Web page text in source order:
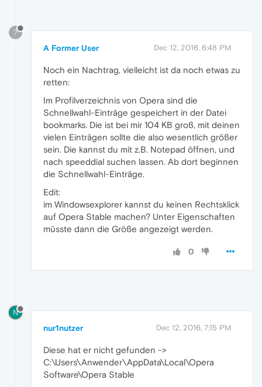
?
A Former User Dec 12, 2016, 6:48 PM
Noch ein Nachtrag, vielleicht ist da noch etwas zu
retten:
Im Profilverzeichnis von Opera sind die
Schnellwahl-Einträge gespeichert in der Datei
bookmarks. Die ist bei mir 104 KB groß, mit deinen
vielen Einträgen sollte die also wesentlich größer
sein. Die kannst du mit z.B. Notepad öffnen, und
nach speeddial suchen lassen. Ab dort beginnen
die Schnellwahl-Einträge.
Edit:
im Windowsexplorer kannst du keinen Rechtsklick
auf Opera Stable machen? Unter Eigenschaften
müsste dann die Größe angezeigt werden.
0
N
nur1nutzer Dec 12, 2016, 7:15 PM
Diese hat er nicht gefunden ->
C:\Users\Anwender\AppData\Local\Opera
Software\Opera Stable